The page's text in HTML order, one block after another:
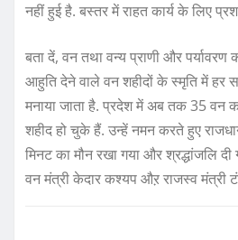
नहीं हुई है. बस्तर में राहत कार्य के लिए
बता दें, वन तथा वन्य प्राणी और पर्यावरण
आहुति देने वाले वन शहीदों के स्मृति में हर
मनाया जाता है. प्रदेश में अब तक 35 वन
शहीद हो चुके हैं. उन्हें नमन करते हुए
मिनट का मौन रखा गया और श्रद्धांजलि दी
वन मंत्री केदार कश्यप औऱ राजस्व मंत्री